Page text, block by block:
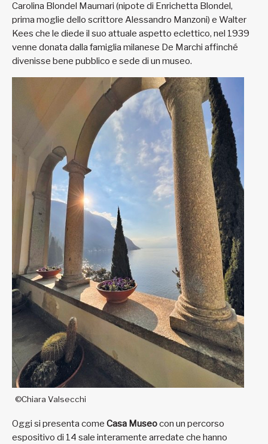
Carolina Blondel Maumari (nipote di Enrichetta Blondel,
prima moglie dello scrittore Alessandro Manzoni) e Walter
Kees che le diede il suo attuale aspetto eclettico, nel 1939
venne donata dalla famiglia milanese De Marchi affinché
divenisse bene pubblico e sede di un museo.
©Chiara Valsecchi
Oggi si presenta come Casa Museocon un percorso
espositivo di 14 sale interamente arredate che hanno